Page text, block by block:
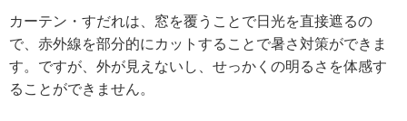
カーテン・すだれは、窓を覆うことで日光を直接遮るの
で、赤外線を部分的にカットすることで暑さ対策ができま
す。ですが、外が見えないし、せっかくの明るさを体感す
ることができません。